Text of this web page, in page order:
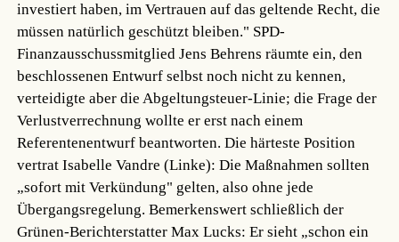
investiert haben, im Vertrauen auf das geltende Recht, die
müssen natürlich geschützt bleiben." SPD-
Finanzausschussmitglied Jens Behrens räumte ein, den
beschlossenen Entwurf selbst noch nicht zu kennen,
verteidigte aber die Abgeltungsteuer-Linie; die Frage der
Verlustverrechnung wollte er erst nach einem
Referentenentwurf beantworten. Die härteste Position
vertrat Isabelle Vandre (Linke): Die Maßnahmen sollten
„sofort mit Verkündung" gelten, also ohne jede
Übergangsregelung. Bemerkenswert schließlich der
Grünen-Berichterstatter Max Lucks: Er sieht „schon ein